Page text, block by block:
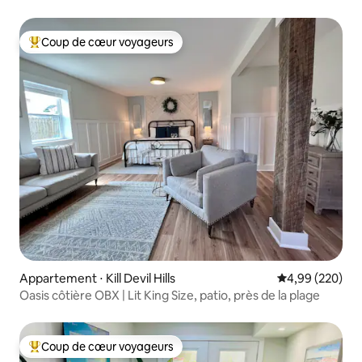
Coups de cœur voyageurs les plus appréciés
Coup de cœur voyageurs
Appartement ⋅ Kill Devil Hills Évaluation
4,99 (220)
Oasis côtière OBX | Lit King Size, patio, près de la plage
Coups de cœur voyageurs les plus appréciés
Coup de cœur voyageurs